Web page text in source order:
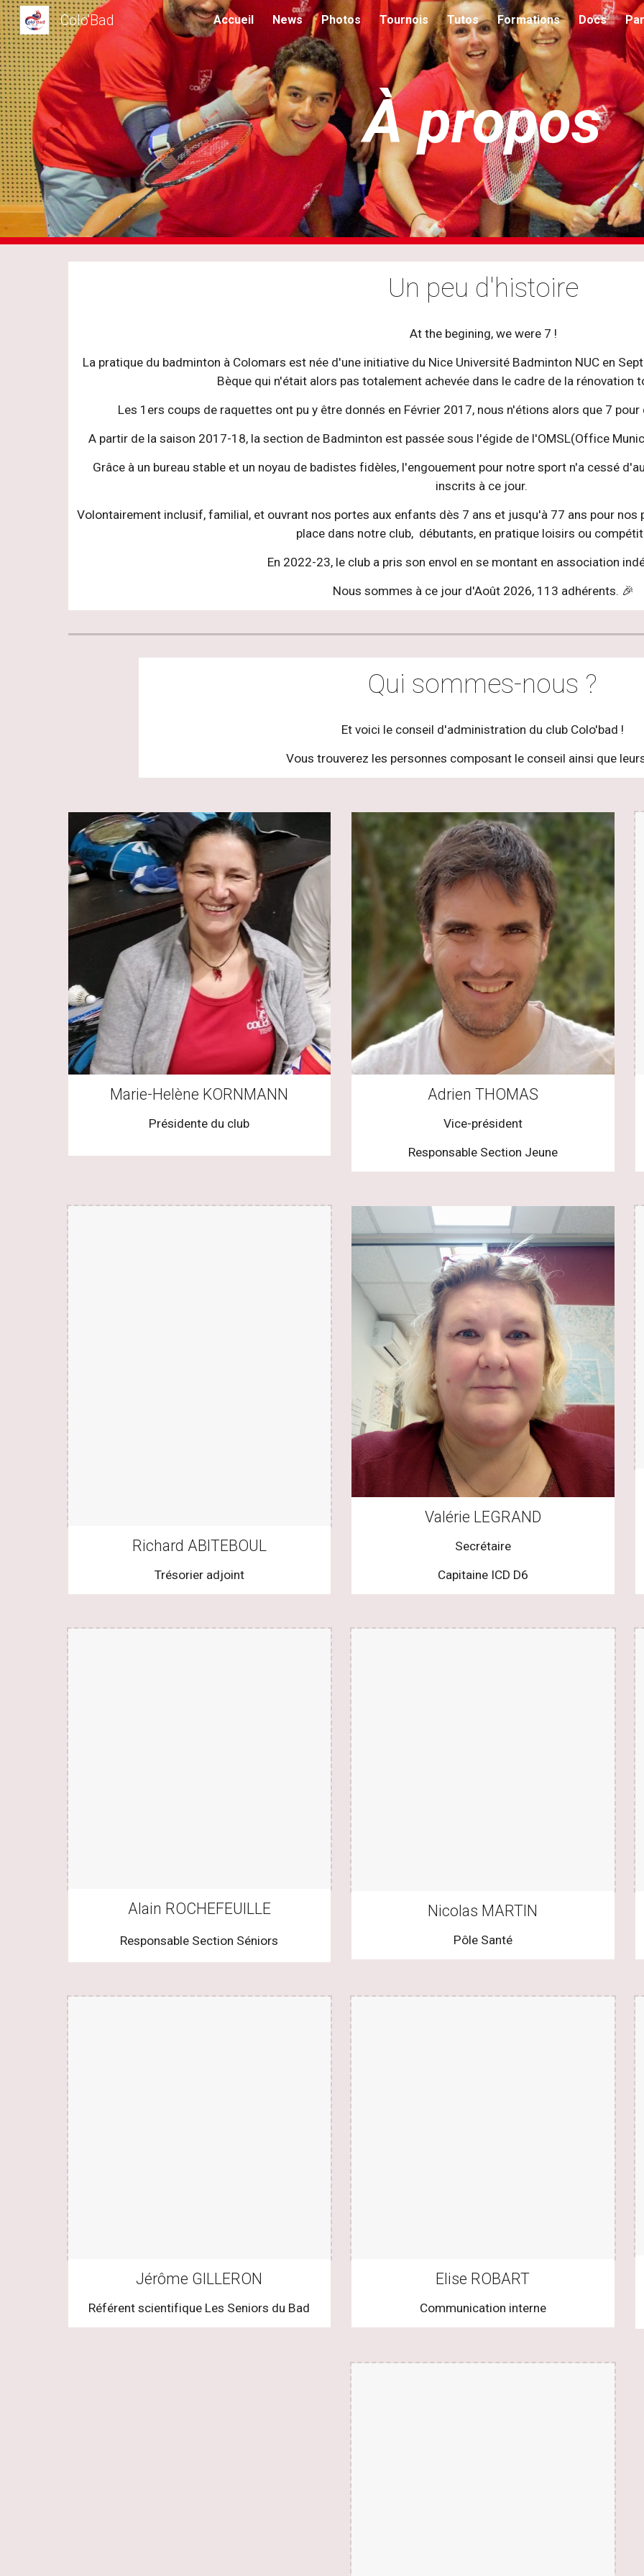
Skip to main content Skip to
Colo'Bad Accueil News Photos Tournois Tutos Formations Docs
À propos
Un peu d'histoire
At the begining, we were 7 !
La pratique du badminton à Colomars est née d'une initiative du Nice Université Badminton NUC en
Bèque qui n'était alors pas totalement achevée dans le cadre de la rénovation
Les 1ers coups de raquettes ont pu y être donnés en Février 2017, nous n'étions alors que 7
A partir de la saison 2017-18, la section de Badminton est passée sous l'égide de l'OMSL(Office
Grâce à un bureau stable et un noyau de badistes fidèles, l'engouement pour notre sport n'a cessé
inscrits à ce jour.
Volontairement inclusif, familial, et ouvrant nos portes aux enfants dès 7 ans et jusqu'à 77 ans pour nos
place dans notre club, débutants, en pratique loisirs ou
En 2022-23, le club a pris son envol en se montant en association
Nous sommes à ce jour d'Août 2026, 113 adhérents. 🎉
Qui sommes-nous ?
Et voici le conseil d'administration du club Colo'bad !
Vous trouverez les personnes composant le conseil ainsi que
Marie-Helène KORNMANN
Présidente du club
Adrien THOMAS
Vice-président
Responsable Section Jeune
Richard ABITEBOUL
Trésorier adjoint
Valérie LEGRAND
Secrétaire
Capitaine ICD D6
Alain ROCHEFEUILLE
Responsable Section Séniors
Nicolas MARTIN
Pôle Santé
Jérôme GILLERON
Référent scientifique Les Seniors du Bad
Elise ROBART
Communication interne